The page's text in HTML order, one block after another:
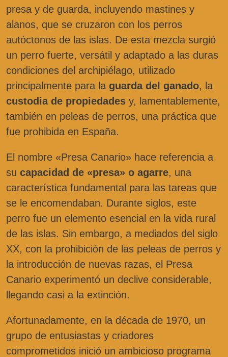
presa y de guarda, incluyendo mastines y
alanos, que se cruzaron con los perros
autóctonos de las islas. De esta mezcla surgió
un perro fuerte, versátil y adaptado a las duras
condiciones del archipiélago, utilizado
principalmente para la guarda del ganado, la
custodia de propiedades y, lamentablemente,
también en peleas de perros, una práctica que
fue prohibida en España.
El nombre «Presa Canario» hace referencia a
su capacidad de «presa» o agarre, una
característica fundamental para las tareas que
se le encomendaban. Durante siglos, este
perro fue un elemento esencial en la vida rural
de las islas. Sin embargo, a mediados del siglo
XX, con la prohibición de las peleas de perros y
la introducción de nuevas razas, el Presa
Canario experimentó un declive considerable,
llegando casi a la extinción.
Afortunadamente, en la década de 1970, un
grupo de entusiastas y criadores
comprometidos inició un ambicioso programa